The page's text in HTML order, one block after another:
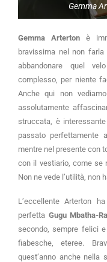
Gemma
Gemma Artertonè
bravissima nel non
abbandonare quel
complesso, per niente
Anche qui non
assolutamente
struccata, è
passato perfettamente
mentre nel presente con
con il vestiario, come se
Non ne vede l’utilità, non
L’eccellente Arterton
perfetta Gugu Mbatha-
secondo, sempre felici
fiabesche, eteree.
quest’anno anche nella